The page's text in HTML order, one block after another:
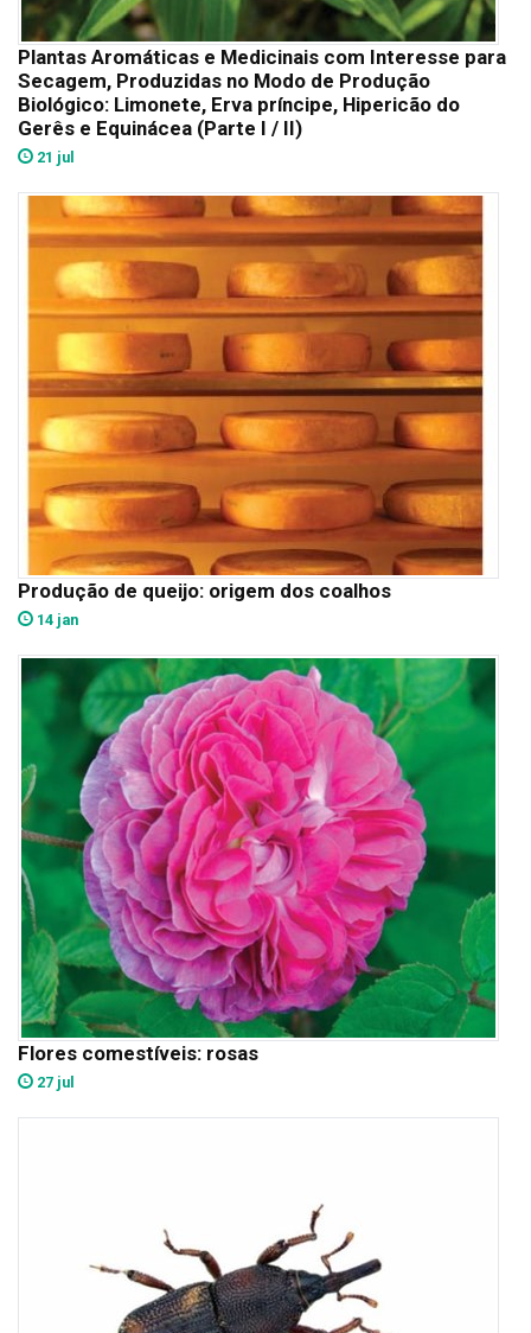
Plantas Aromáticas e Medicinais com Interesse para
Secagem, Produzidas no Modo de Produção
Biológico: Limonete, Erva príncipe, Hipericão do
Gerês e Equinácea (Parte I / II)
21 jul
Produção de queijo: origem dos coalhos
14 jan
Flores comestíveis: rosas
27 jul